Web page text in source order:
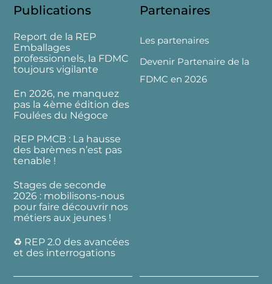
Publications
Report de la REP
Emballages
professionnels, la FDMC
toujours vigilante
En 2026, ne manquez
pas la 4ème édition des
Foulées du Négoce
REP PMCB : La hausse
des barèmes n’est pas
tenable !
Stages de seconde
2026 : mobilisons-nous
pour faire découvrir nos
métiers aux jeunes !
♻️ REP 2.0 des avancées
et des interrogations
Partenaires
Les partenaires
Devenir Partenaire de la
FDMC en 2026